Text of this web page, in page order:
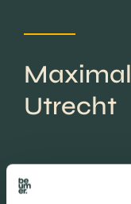
Utrecht
Plan voor een